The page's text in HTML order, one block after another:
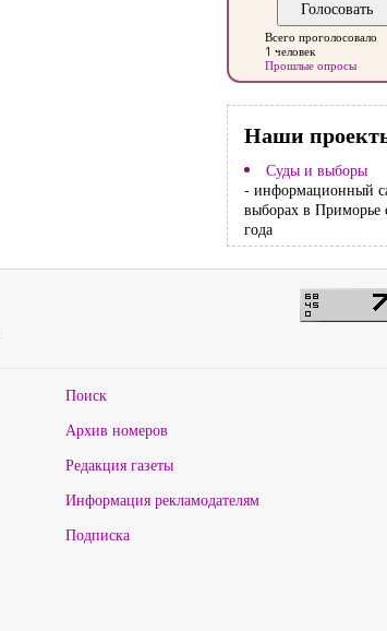
Всего проголосовало
1 человек
Прошлые опросы
Наши
Суды и выборы
- информационный
выборах в Приморье
года
Поиск
Архив номеров
Редакция газеты
Информация рекламодателям
Подписка